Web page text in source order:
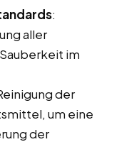
:
aller
im
der
um eine
der